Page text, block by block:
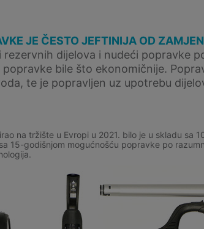
JE ČESTO JEFTINIJA OD
rezervnih dijelova i nudeći popravke
bile što ekonomičnije.
te je popravljen uz upotrebu
na tržište u Evropi u 2021. bilo je u skladu sa
15-godišnjom mogućnošću popravke po